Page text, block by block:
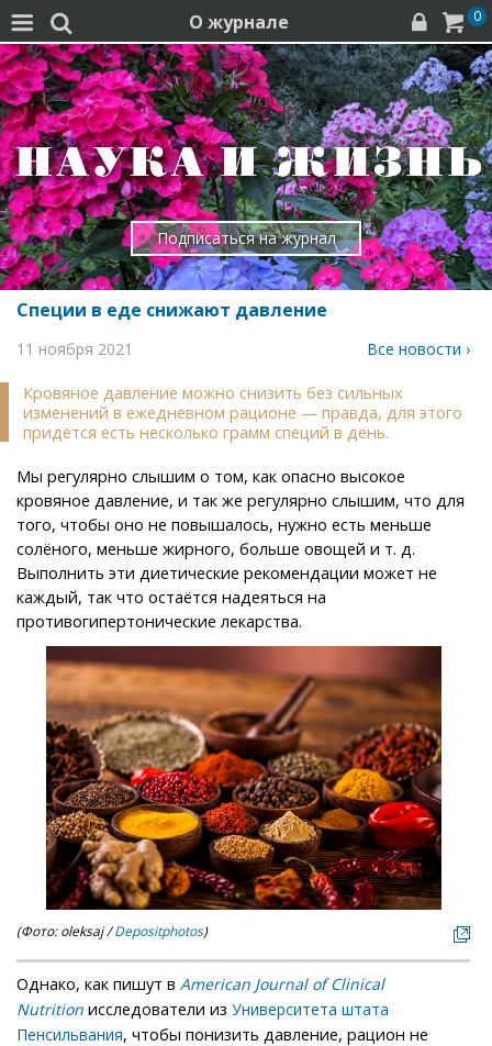
  О журнале   0
Подписаться на журнал
Специи в еде снижают давление
11 ноября 2021 Все новости ›
Кровяное давление можно снизить без сильных
изменений в ежедневном рационе — правда, для этого
придётся есть несколько грамм специй в день.
Мы регулярно слышим о том, как опасно высокое
кровяное давление, и так же регулярно слышим, что для
того, чтобы оно не повышалось, нужно есть меньше
солёного, меньше жирного, больше овощей и т. д.
Выполнить эти диетические рекомендации может не
каждый, так что остаётся надеяться на
противогипертонические лекарства.
(Фото: oleksaj /Depositphotos)
Однако, как пишут в American Journal of Clinical
Nutrition исследователи из Университета штата
Пенсильвания, чтобы понизить давление, рацион не